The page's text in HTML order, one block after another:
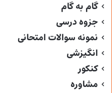
گام به گام
جزوه درسی
نمونه سوالات امتحانی
انگیزشی
کنکور
مشاوره